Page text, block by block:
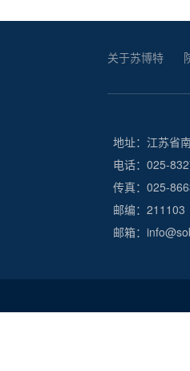
关于苏博特
地址：江苏省
电话：025-
传真：025-
邮编：211103
邮箱：